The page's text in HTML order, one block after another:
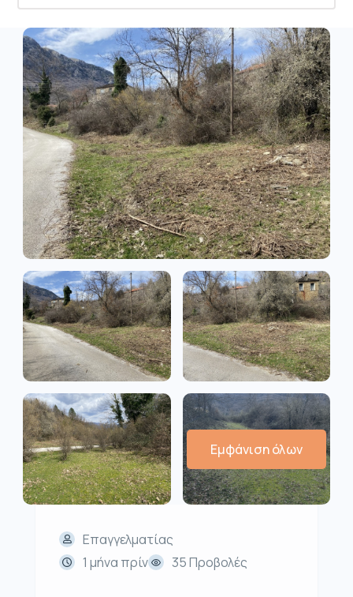
Εμφάνιση όλων
Επαγγελματίας
1 μήνα πρίν
35 Προβολές